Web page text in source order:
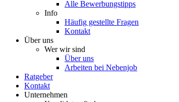
Alle Bewerbungstipps
Info
Häufig gestellte Fragen
Kontakt
Über uns
Wer wir sind
Über uns
Arbeiten bei Nebenjob
Ratgeber
Kontakt
Unternehmen